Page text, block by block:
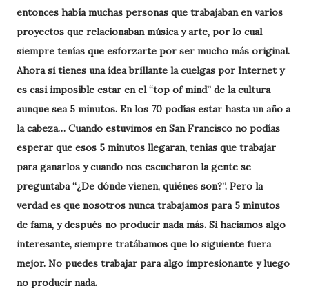
entonces había muchas personas que trabajaban en varios
proyectos que relacionaban música y arte, por lo cual
siempre tenías que esforzarte por ser mucho más original.
Ahora si tienes una idea brillante la cuelgas por Internet y
es casi imposible estar en el “top of mind” de la cultura
aunque sea 5 minutos. En los 70 podías estar hasta un año a
la cabeza… Cuando estuvimos en San Francisco no podías
esperar que esos 5 minutos llegaran, tenias que trabajar
para ganarlos y cuando nos escucharon la gente se
preguntaba “¿De dónde vienen, quiénes son?”. Pero la
verdad es que nosotros nunca trabajamos para 5 minutos
de fama, y después no producir nada más. Si hacíamos algo
interesante, siempre tratábamos que lo siguiente fuera
mejor. No puedes trabajar para algo impresionante y luego
no producir nada.